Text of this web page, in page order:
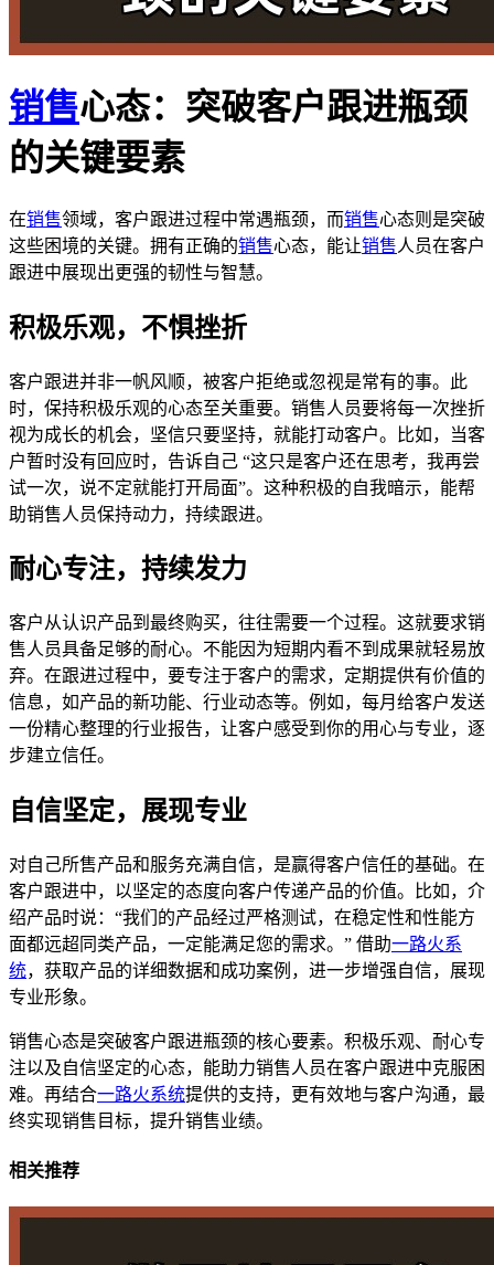
销售心态：突破客户跟进瓶颈
的关键要素
在销售领域，客户跟进过程中常遇瓶颈，而销售心态则是突破
这些困境的关键。拥有正确的销售心态，能让销售人员在客户
跟进中展现出更强的韧性与智慧。
积极乐观，不惧挫折
客户跟进并非一帆风顺，被客户拒绝或忽视是常有的事。此
时，保持积极乐观的心态至关重要。销售人员要将每一次挫折
视为成长的机会，坚信只要坚持，就能打动客户。比如，当客
户暂时没有回应时，告诉自己 “这只是客户还在思考，我再尝
试一次，说不定就能打开局面”。这种积极的自我暗示，能帮
助销售人员保持动力，持续跟进。
耐心专注，持续发力
客户从认识产品到最终购买，往往需要一个过程。这就要求销
售人员具备足够的耐心。不能因为短期内看不到成果就轻易放
弃。在跟进过程中，要专注于客户的需求，定期提供有价值的
信息，如产品的新功能、行业动态等。例如，每月给客户发送
一份精心整理的行业报告，让客户感受到你的用心与专业，逐
步建立信任。
自信坚定，展现专业
对自己所售产品和服务充满自信，是赢得客户信任的基础。在
客户跟进中，以坚定的态度向客户传递产品的价值。比如，介
绍产品时说：“我们的产品经过严格测试，在稳定性和性能方
面都远超同类产品，一定能满足您的需求。” 借助一路火系
统，获取产品的详细数据和成功案例，进一步增强自信，展现
专业形象。
销售心态是突破客户跟进瓶颈的核心要素。积极乐观、耐心专
注以及自信坚定的心态，能助力销售人员在客户跟进中克服困
难。再结合一路火系统提供的支持，更有效地与客户沟通，最
终实现销售目标，提升销售业绩。
相关推荐